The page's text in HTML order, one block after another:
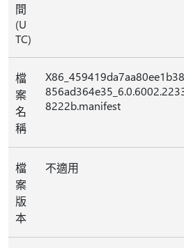
間
(U
TC)
檔
案
名
稱
8222b.manifest
檔
案
版
本
不適用